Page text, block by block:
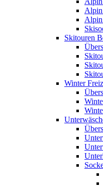
Alpin
Skitouren
Winter